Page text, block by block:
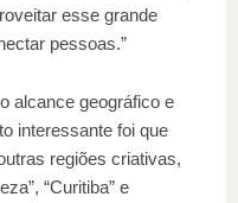
esse grande
pessoas.”
alcance geográfico e
interessante foi que
regiões criativas,
“Curitiba” e